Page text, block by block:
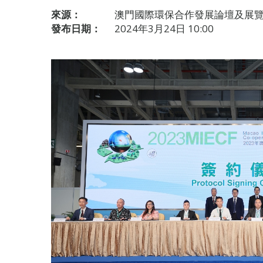
來源：
澳門國際環保合作發展論壇及展
發布日期：
2024年3月24日 10:00